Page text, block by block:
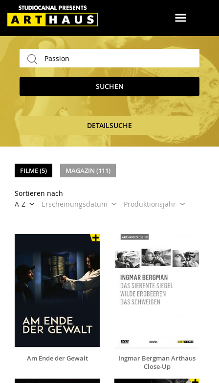
SUCHEN
DETAILSUCHE
FILME (5) MAGAZIN (111)
Sortieren nach
A-Z
Erscheinungsdatum Produktionsjahr
Am Ende der Gewalt
Ingmar Bergman Arthaus
Close-Up